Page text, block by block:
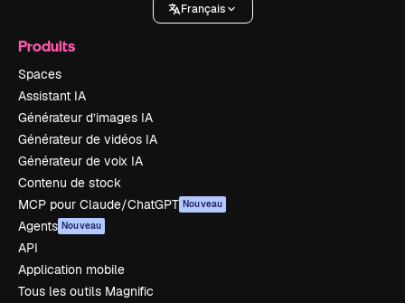
Français
Produits
Spaces
Assistant IA
Générateur d’images IA
Générateur de vidéos IA
Générateur de voix IA
Contenu de stock
MCP pour Claude/ChatGPT Nouveau
Agents Nouveau
API
Application mobile
Tous les outils Magnific